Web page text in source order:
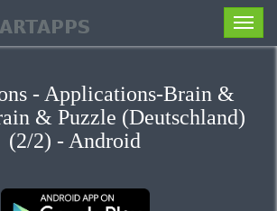
Toggle
- Applications-Brain &
& Puzzle (Deutschland)
(2/2) - Android